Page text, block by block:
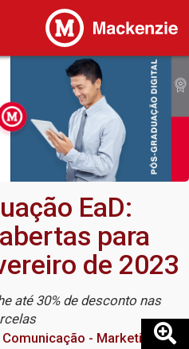
EaD:
para
de 2023
até 30% de desconto nas
Comunicação - Marketing